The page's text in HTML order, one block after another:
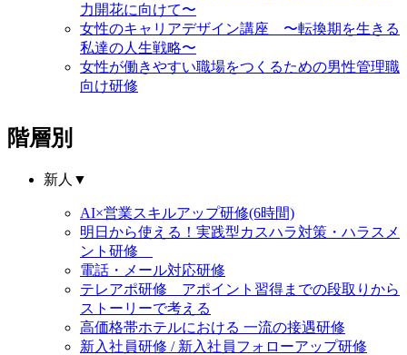
力開花に向けて〜
女性のキャリアデザイン講座 〜転換期を生きる
私達の人生戦略〜
女性が働きやすい職場をつくるための男性管理職
向け研修
階層別
新人 ▼
AI×営業スキルアップ研修(6時間)
明日から使える！実践型カスハラ対策・ハラスメ
ント研修
電話・メール対応研修
テレアポ研修 アポイント習得までの段取りから
ストーリーで考える
高価格帯ホテルにおける 一流の接遇研修
新入社員研修 / 新入社員フォローアップ研修